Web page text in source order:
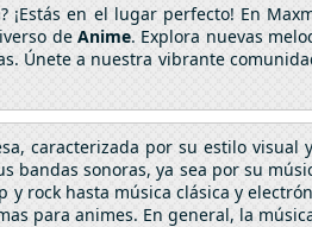
¡Estás en el lugar perfecto! En
de Anime. Explora nuevas
Únete a nuestra vibrante
caracterizada por su estilo visual
sonoras, ya sea por su
rock hasta música clásica y
para animes. En general, la